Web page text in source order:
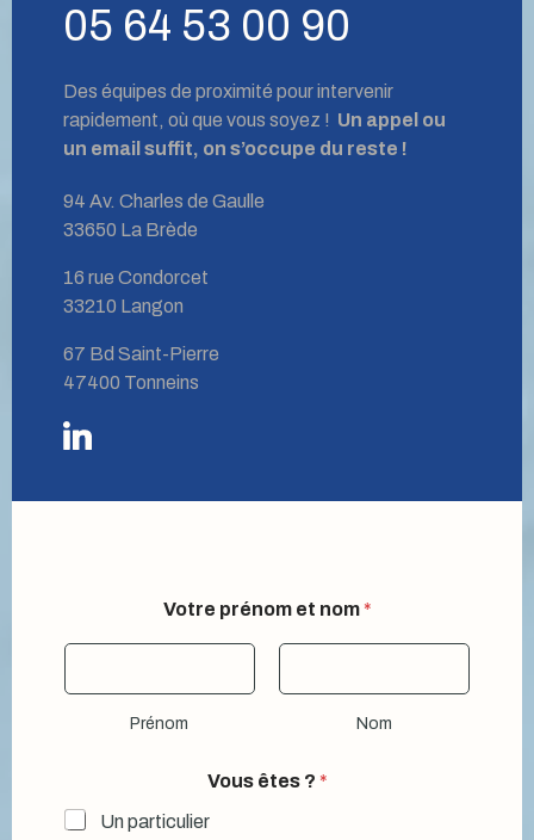
05 64 53 00 90
Des équipes de proximité pour intervenir
rapidement, où que vous soyez ! Un appel ou
un email suffit, on s’occupe du reste !
94 Av. Charles de Gaulle
33650 La Brède
16 rue Condorcet
33210 Langon
67 Bd Saint-Pierre
47400 Tonneins
Votre prénom et nom *
Prénom Nom
Vous êtes ? *
Un particulier